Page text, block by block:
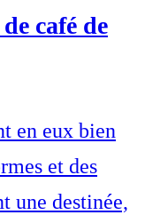
café de
en eux bien
et des
une destinée,